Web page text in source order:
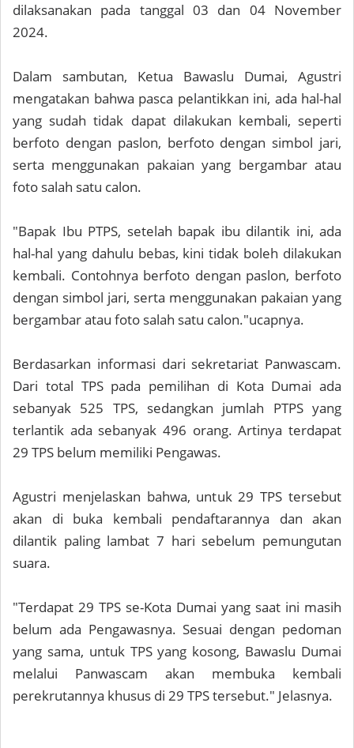
dilaksanakan pada tanggal 03 dan 04 November
2024.
Dalam sambutan, Ketua Bawaslu Dumai, Agustri
mengatakan bahwa pasca pelantikkan ini, ada hal-hal
yang sudah tidak dapat dilakukan kembali, seperti
berfoto dengan paslon, berfoto dengan simbol jari,
serta menggunakan pakaian yang bergambar atau
foto salah satu calon.
"Bapak Ibu PTPS, setelah bapak ibu dilantik ini, ada
hal-hal yang dahulu bebas, kini tidak boleh dilakukan
kembali. Contohnya berfoto dengan paslon, berfoto
dengan simbol jari, serta menggunakan pakaian yang
bergambar atau foto salah satu calon."ucapnya.
Berdasarkan informasi dari sekretariat Panwascam.
Dari total TPS pada pemilihan di Kota Dumai ada
sebanyak 525 TPS, sedangkan jumlah PTPS yang
terlantik ada sebanyak 496 orang. Artinya terdapat
29 TPS belum memiliki Pengawas.
Agustri menjelaskan bahwa, untuk 29 TPS tersebut
akan di buka kembali pendaftarannya dan akan
dilantik paling lambat 7 hari sebelum pemungutan
suara.
"Terdapat 29 TPS se-Kota Dumai yang saat ini masih
belum ada Pengawasnya. Sesuai dengan pedoman
yang sama, untuk TPS yang kosong, Bawaslu Dumai
melalui Panwascam akan membuka kembali
perekrutannya khusus di 29 TPS tersebut." Jelasnya.